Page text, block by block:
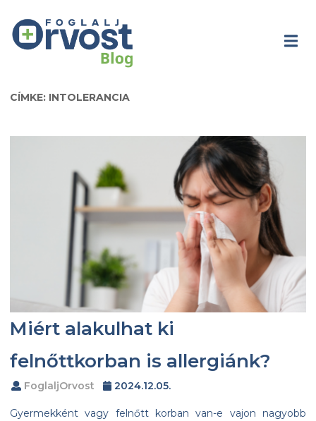
CÍMKE: INTOLERANCIA
Miért alakulhat ki
felnőttkorban is allergiánk?
FoglaljOrvost 2024.12.05.
Gyermekként vagy felnőtt korban van-e vajon nagyobb